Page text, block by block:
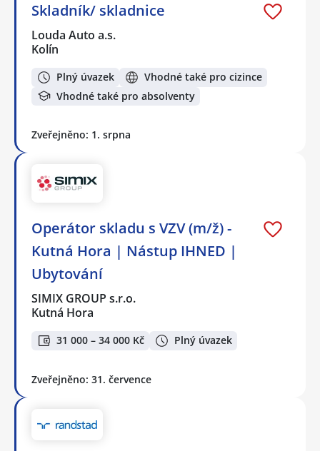
Skladník/ skladnice
Louda Auto a.s.
Kolín
Plný úvazek
Vhodné také pro cizince
Vhodné také pro absolventy
Zveřejněno: 1. srpna
Operátor skladu s VZV (m/ž) -
Kutná Hora | Nástup IHNED |
Ubytování
SIMIX GROUP s.r.o.
Kutná Hora
31 000 – 34 000 Kč Plný úvazek
Zveřejněno: 31. července